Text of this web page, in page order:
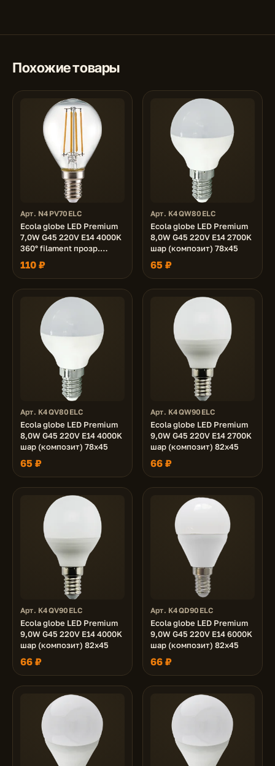
Похожие товары
Арт. N4PV70ELC
Ecola globe LED Premium
7,0W G45 220V E14 4000K
360° filament прозр.
нитевидный шар (Ra 80,
100 Lm/W, КП=0) 68х45
110 ₽
Арт. K4QW80ELC
Ecola globe LED Premium
8,0W G45 220V E14 2700K
шар (композит) 78x45
65 ₽
Арт. K4QV80ELC
Ecola globe LED Premium
8,0W G45 220V E14 4000K
шар (композит) 78x45
65 ₽
Арт. K4QW90ELC
Ecola globe LED Premium
9,0W G45 220V E14 2700K
шар (композит) 82x45
66 ₽
Арт. K4QV90ELC
Ecola globe LED Premium
9,0W G45 220V E14 4000K
шар (композит) 82x45
66 ₽
Арт. K4QD90ELC
Ecola globe LED Premium
9,0W G45 220V E14 6000K
шар (композит) 82x45
66 ₽